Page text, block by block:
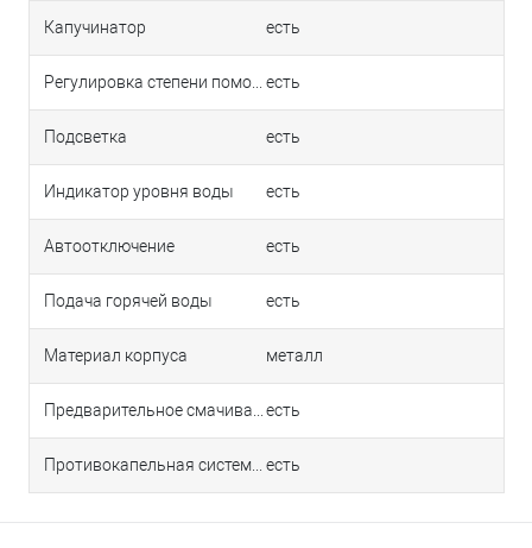
Капучинатор есть
Регулировка степени помола есть
Подсветка есть
Индикатор уровня воды есть
Автоотключение есть
Подача горячей воды есть
Материал корпуса металл
Предварительное смачиваниеесть
Противокапельная система есть